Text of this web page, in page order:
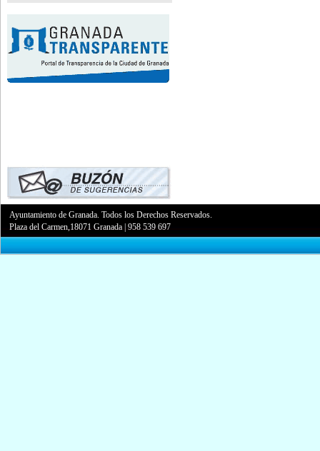
Ayuntamiento de Granada. Todos los Derechos Reservados.
Plaza del Carmen,18071 Granada |958 539 697